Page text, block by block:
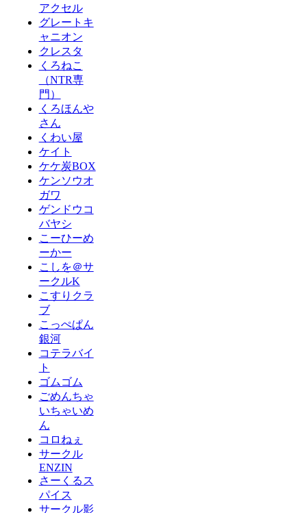
アクセル
グレートキ
ャニオン
クレスタ
くろねこ
（NTR専
門）
くろほんや
さん
くわい屋
ケイト
ケケ炭BOX
ケンソウオ
ガワ
ゲンドウコ
バヤシ
こーひーめ
ーかー
こしを＠サ
ークルK
こすりクラ
ブ
こっぺぱん
銀河
コテラバイ
ト
ゴムゴム
ごめんちゃ
いちゃいめ
ん
コロねぇ
サークル
ENZIN
さーくるス
パイス
サークル影